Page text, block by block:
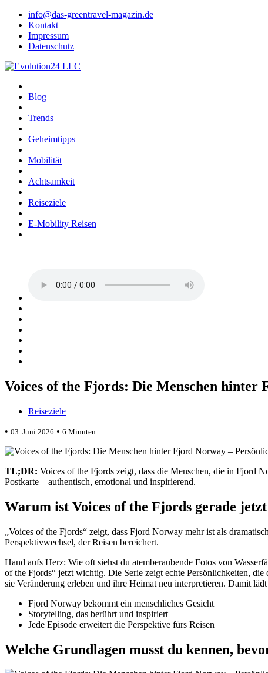
info@das-greentravel-magazin.de
Kontakt
Impressum
Datenschutz
Blog
Trends
Geheimtipps
Mobilität
Achtsamkeit
Reiseziele
E-Mobility Reisen
Voices of the Fjords: Die Menschen hinter
Reiseziele
• 03. Juni 2026 • 6 Minuten
TL;DR: Voices of the Fjords zeigt, dass die Menschen, die in Fjord
Postkarte – authentisch, emotional und inspirierend.
Warum ist Voices of the Fjords gerade
„Voices of the Fjords“ zeigt, dass Fjord Norway mehr ist als
Perspektivwechsel, der Reisen bereichert.
Hand aufs Herz: Wie oft siehst du atemberaubende Fotos von
of the Fjords“ jetzt wichtig. Die Serie zeigt echte Persönlichkeiten,
sie Veränderung erleben und ihre Heimat neu interpretieren. Damit
Fjord Norway bekommt ein menschliches Gesicht
Storytelling, das berührt und inspiriert
Jede Episode erweitert die Perspektive fürs Reisen
Welche Grundlagen musst du kennen,